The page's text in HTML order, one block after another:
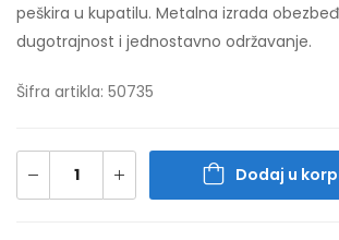
peškira u kupatilu. Metalna izrada
dugotrajnost i jednostavno održavanje.
Šifra artikla: 50735
Dodaj u